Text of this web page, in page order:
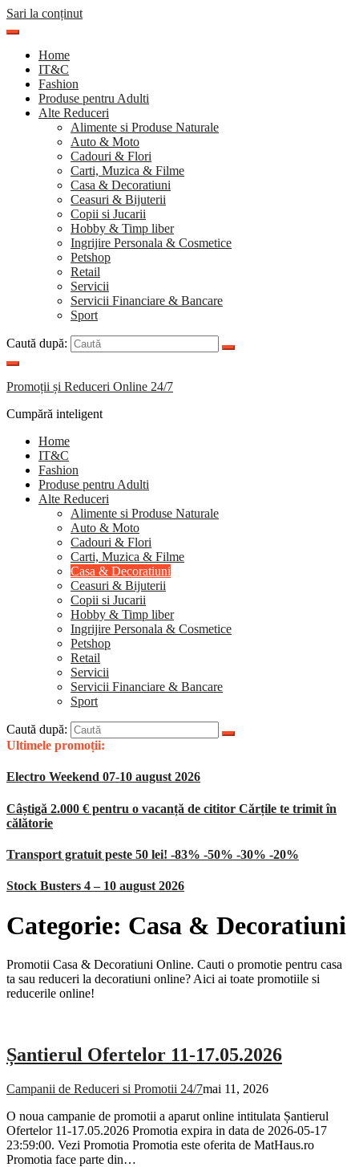
Sari la conținut
Home
IT&C
Fashion
Produse pentru Adulti
Alte Reduceri
Alimente si Produse Naturale
Auto & Moto
Cadouri & Flori
Carti, Muzica & Filme
Casa & Decoratiuni
Ceasuri & Bijuterii
Copii si Jucarii
Hobby & Timp liber
Ingrijire Personala & Cosmetice
Petshop
Retail
Servicii
Servicii Financiare & Bancare
Sport
Caută după:
Promoții și Reduceri Online 24/7
Cumpără inteligent
Home
IT&C
Fashion
Produse pentru Adulti
Alte Reduceri
Alimente si Produse Naturale
Auto & Moto
Cadouri & Flori
Carti, Muzica & Filme
Casa & Decoratiuni
Ceasuri & Bijuterii
Copii si Jucarii
Hobby & Timp liber
Ingrijire Personala & Cosmetice
Petshop
Retail
Servicii
Servicii Financiare & Bancare
Sport
Caută după:
Ultimele promoții:
Electro Weekend 07-10 august 2026
Câștigă 2.000 € pentru o vacanță de cititor Cărțile te trimit în
călătorie
Transport gratuit peste 50 lei! -83% -50% -30% -20%
Stock Busters 4 – 10 august 2026
Categorie: Casa & Decoratiuni
Promotii Casa & Decoratiuni Online. Cauti o promotie pentru casa
ta sau reduceri la decoratiuni online? Aici ai toate promotiile si
reducerile online!
Șantierul Ofertelor 11-17.05.2026
Campanii de Reduceri si Promotii 24/7mai 11, 2026
O noua campanie de promotii a aparut online intitulata Șantierul
Ofertelor 11-17.05.2026 Promotia expira in data de 2026-05-17
23:59:00. Vezi Promotia Promotia este oferita de MatHaus.ro
Promotia face parte din…